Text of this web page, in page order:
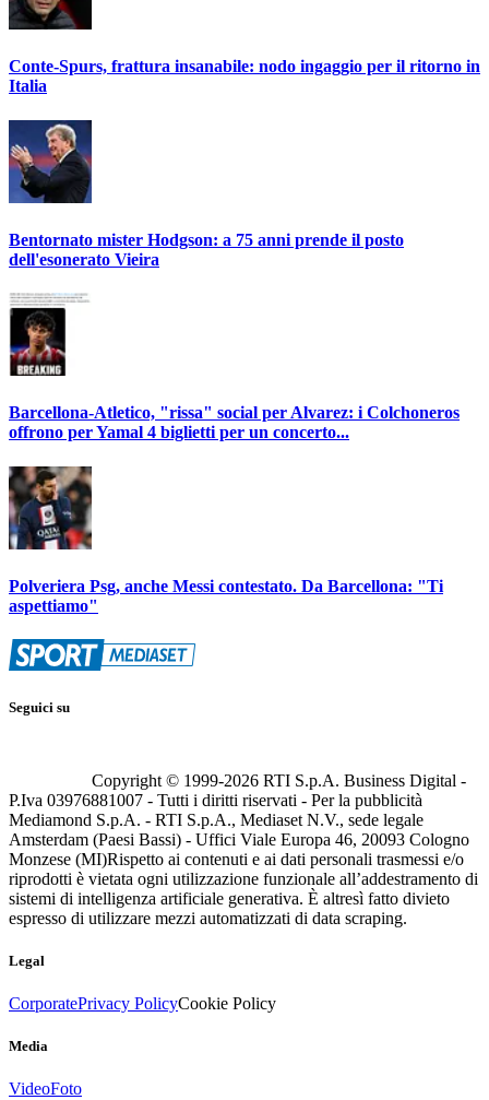
Conte-Spurs, frattura insanabile: nodo ingaggio per il ritorno in
Italia
Bentornato mister Hodgson: a 75 anni prende il posto
dell'esonerato Vieira
Barcellona-Atletico, "rissa" social per Alvarez: i Colchoneros
offrono per Yamal 4 biglietti per un concerto...
Polveriera Psg, anche Messi contestato. Da Barcellona: "Ti
aspettiamo"
Seguici su
Copyright © 1999-2026 RTI S.p.A. Business Digital -
P.Iva 03976881007 - Tutti i diritti riservati - Per la pubblicità
Mediamond S.p.A. - RTI S.p.A., Mediaset N.V., sede legale
Amsterdam (Paesi Bassi) - Uffici Viale Europa 46, 20093 Cologno
Monzese (MI)Rispetto ai contenuti e ai dati personali trasmessi e/o
riprodotti è vietata ogni utilizzazione funzionale all’addestramento di
sistemi di intelligenza artificiale generativa. È altresì fatto divieto
espresso di utilizzare mezzi automatizzati di data scraping.
Legal
CorporatePrivacy PolicyCookie Policy
Media
VideoFoto